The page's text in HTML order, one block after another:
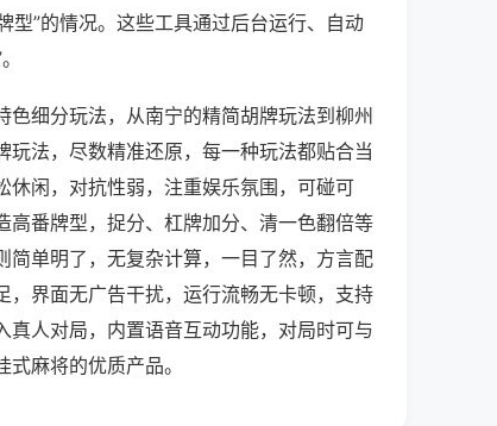
型”的情况。这些工具通过后台运行、自动
细分玩法，从南宁的精简胡牌玩法到柳州
法，尽数精准还原，每一种玩法都贴合当
闲，对抗性弱，注重娱乐氛围，可碰可
番牌型，捉分、杠牌加分、清一色翻倍等
单明了，无复杂计算，一目了然，方言配
界面无广告干扰，运行流畅无卡顿，支持
人对局，内置语音互动功能，对局时可与
麻将的优质产品。